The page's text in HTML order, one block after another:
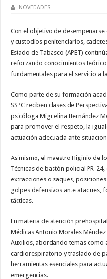
NOVEDADES
Con el objetivo de
y custodios penitenciarios,
Estado de Tabasco (APET)
reforzando conocimientos
fundamentales para el servicio a
Como parte de su formación
SSPC reciben clases de
psicóloga Miguelina Hernández
para promover el respeto, la
actuación adecuada ante
Asimismo, el maestro Higinio de
Técnicas de bastón policial PR-
extracciones o saques,
golpes defensivos ante ataques,
tácticas.
En materia de atención
Médicas Antonio Morales
Auxilios, abordando temas como
cardiorespiratorio y traslado de
herramientas esenciales para
emergencias.